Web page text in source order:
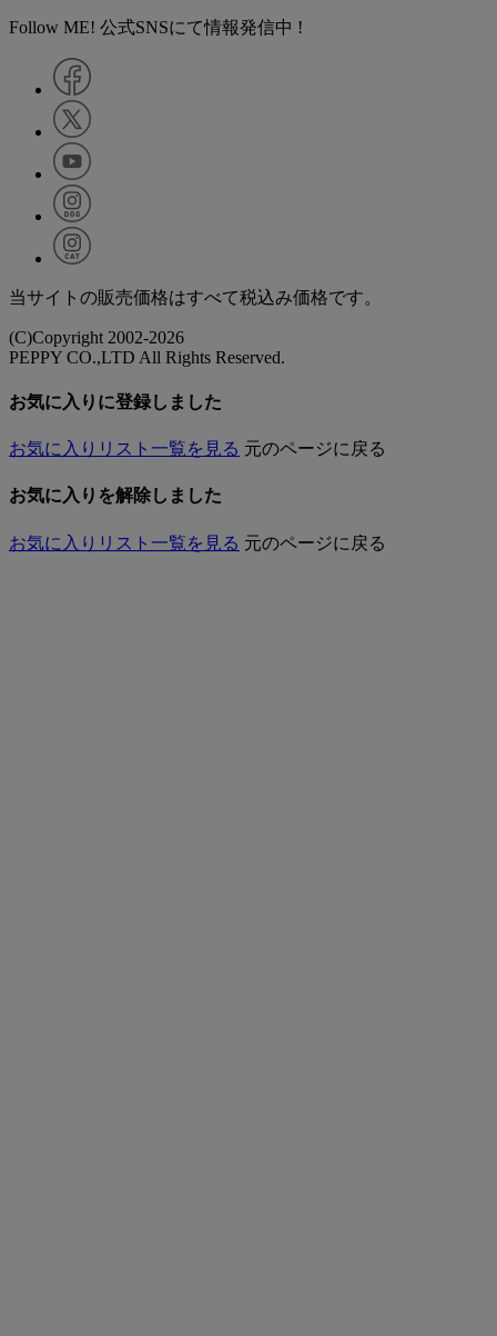
Follow ME! 公式SNSにて情報発信中 !
当サイトの販売価格はすべて税込み価格です。
(C)Copyright 2002-2026
PEPPY CO.,LTD All Rights Reserved.
お気に入りに登録しました
お気に入りリスト一覧を見る 元のページに戻る
お気に入りを解除しました
お気に入りリスト一覧を見る 元のページに戻る